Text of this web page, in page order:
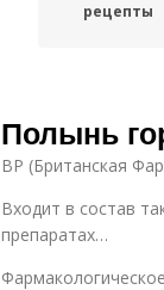
рецепты
Полынь
BP (Британская
Входит в состав
препаратах…